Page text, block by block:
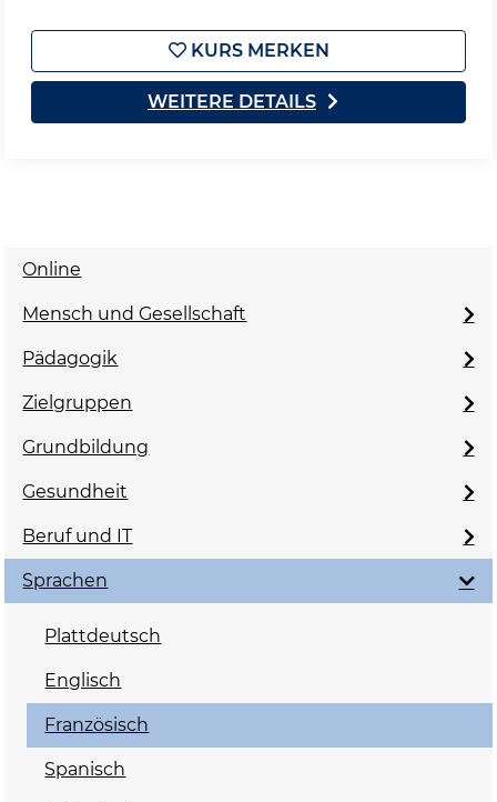
KURS MERKEN
WEITERE DETAILS
Online
Mensch und Gesellschaft
Pädagogik
Zielgruppen
Grundbildung
Gesundheit
Beruf und IT
Sprachen
Plattdeutsch
Englisch
Französisch
Spanisch